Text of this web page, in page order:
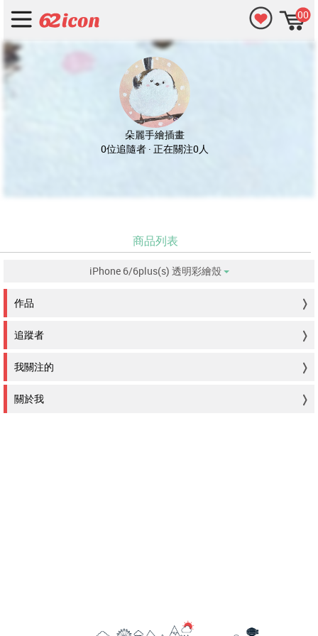
00
朵麗手繪插畫
0位追隨者 · 正在關注0人
商品列表
iPhone 6/6plus(s) 透明彩繪殼
作品
追蹤者
我關注的
關於我